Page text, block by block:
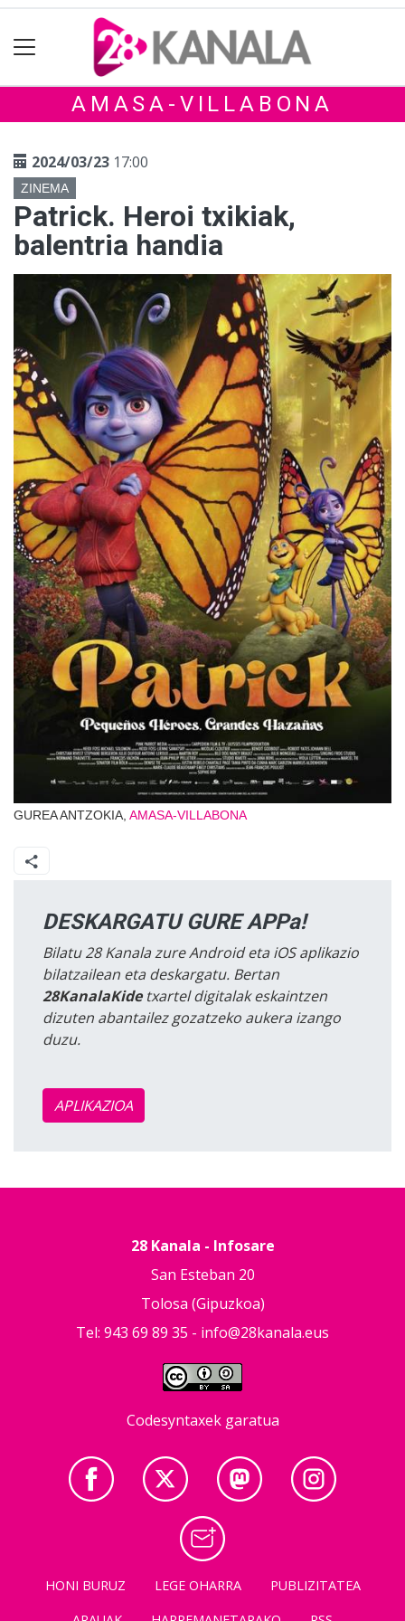
AMASA-VILLABONA
2024/03/23 17:00
ZINEMA
Patrick. Heroi txikiak,
balentria handia
GUREA ANTZOKIA, AMASA-VILLABONA
DESKARGATU GURE APPa!
Bilatu 28 Kanala zure Android eta iOS aplikazio
bilatzailean eta deskargatu. Bertan
28KanalaKidetxartel digitalak eskaintzen
dizuten abantailez gozatzeko aukera izango
duzu.
APLIKAZIOA
28 Kanala - Infosare
San Esteban 20
Tolosa (Gipuzkoa)
Tel: 943 69 89 35 - info@28kanala.eus
Codesyntaxek garatua
HONI BURUZ LEGE OHARRA
PUBLIZITATEA